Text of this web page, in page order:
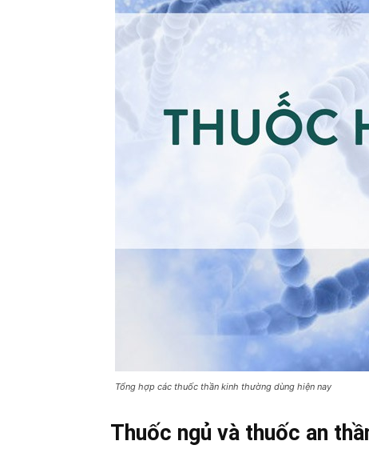
Tổng hợp các thuốc thần kinh thường dùng hiện nay
Thuốc ngủ và thuốc an